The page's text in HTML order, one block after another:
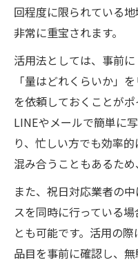
祝日の不用品
不用品回収祝
ツ
茨城県で祝日
自治体と業者の不
自治体と業者
不用品回収は
祝日対応の不
自治体回収と
不用品回収を
め
回程度に限られている
非常に重宝されます。
活用法としては、事前
「量はどれくらいか」
を依頼しておくことが
LINEやメールで簡単に
り、忙しい方でも効率
混み合うこともあるため
また、祝日対応業者の
スを同時に行っている
とも可能です。活用の
品目を事前に確認し、無